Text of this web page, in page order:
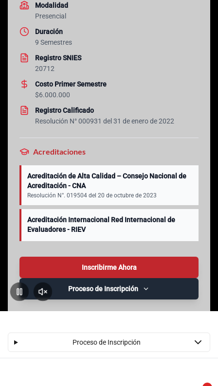
Pausar Activar
Modalidad
Presencial
Duración
9 Semestres
Registro SNIES
20712
Costo Primer Semestre
$6.000.000
Registro Calificado
Resolución N° 000931 del 31 de enero de 2022
Acreditaciones
Acreditación de Alta Calidad – Consejo Nacional de
Acreditación - CNA
Resolución N°. 019504 del 20 de octubre de 2023
Acreditación Internacional Red Internacional de
Evaluadores - RIEV
Inscribirme Ahora
Proceso de Inscripción
Proceso de Inscripción